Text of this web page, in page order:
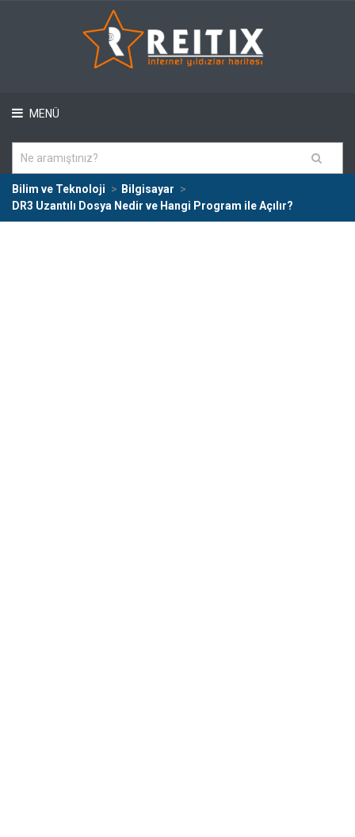
MENÜ
Bilim ve Teknoloji
Bilgisayar
DR3 Uzantılı Dosya Nedir ve Hangi Program ile Açılır?